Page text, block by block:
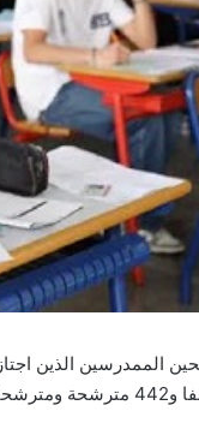
الممدرسين الذين